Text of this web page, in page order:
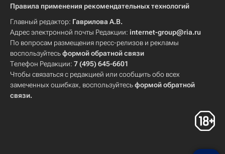
Правила применения рекомендательных технологий
Главный редактор: Гаврилова А.В.
Адрес электронной почты Редакции: internet-group@ria.ru
По вопросам размещения пресс-релизов и рекламы
воспользуйтесьформой обратной связи
Телефон Редакции: 7 (495) 645-6601
Чтобы связаться с редакцией или сообщить обо всех
замеченных ошибках, воспользуйтесьформой обратной
связи.